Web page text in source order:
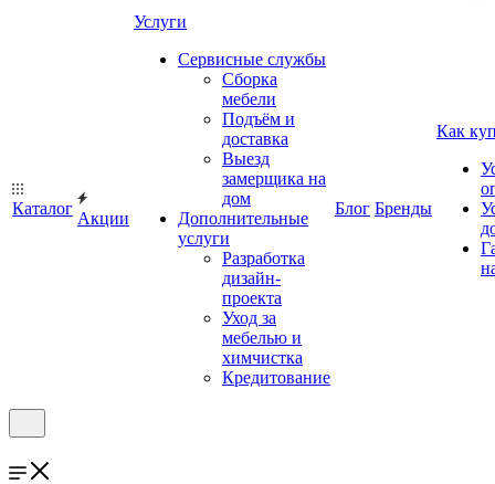
Каталог
Акции
Услуги
Сервисные службы
Сборка
мебели
Подъём и
доставка
Выезд
замерщика на
дом
Дополнительные
услуги
Разработка
дизайн-
проекта
Уход за
мебелью и
химчистка
Кредитование
Блог Бренды
Как